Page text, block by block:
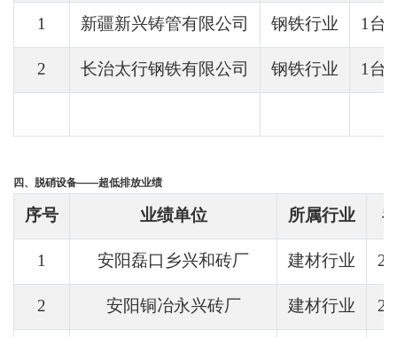
1 新疆新兴铸管有限公司 钢铁行业 1台
2 长治太行钢铁有限公司 钢铁行业 1台
四、脱硝设备——超低排放业绩
序号 业绩单位 所属行业
1 安阳磊口乡兴和砖厂 建材行业 2
2 安阳铜冶永兴砖厂 建材行业 2